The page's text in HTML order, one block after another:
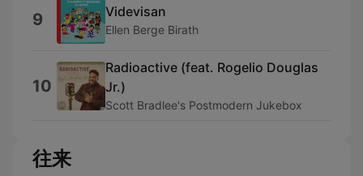
9 Videvisan
Ellen Berge Birath
10
Radioactive (feat. Rogelio Douglas
Jr.)
Scott Bradlee's Postmodern Jukebox
往来